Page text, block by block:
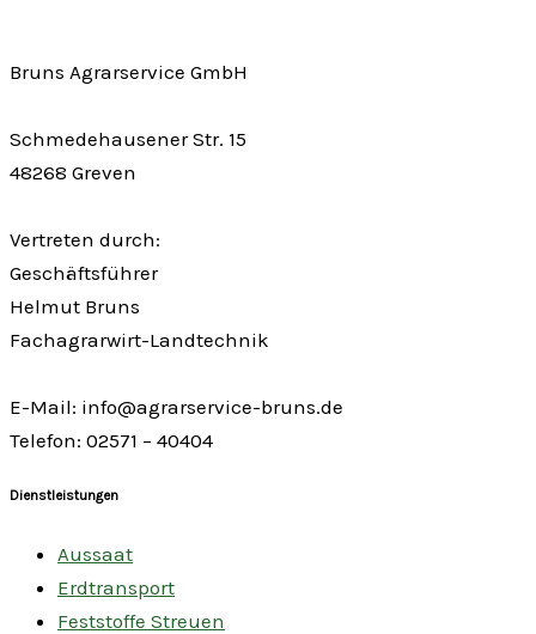
Bruns Agrarservice GmbH
Schmedehausener Str. 15
48268 Greven
Vertreten durch:
Geschäftsführer
Helmut Bruns
Fachagrarwirt-Landtechnik
E-Mail: info@agrarservice-bruns.de
Telefon: 02571 – 40404
Dienstleistungen
Aussaat
Erdtransport
Feststoffe Streuen